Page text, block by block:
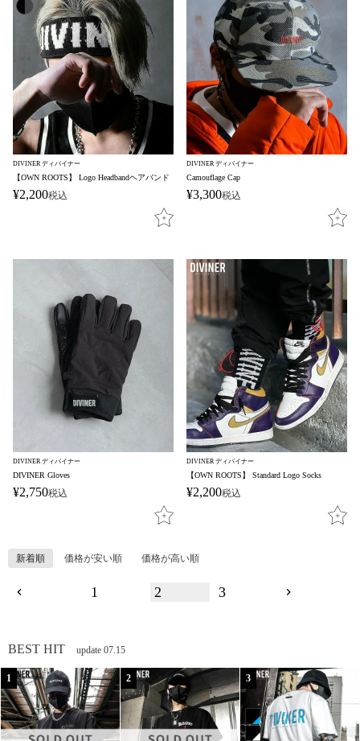
DIVINER ディバイナー
【OWN ROOTS】 Logo Headbandヘアバンド
¥2,200税込
DIVINER ディバイナー
Camouflage Cap
¥3,300税込
DIVINER ディバイナー
DIVINER Gloves
¥2,750税込
DIVINER ディバイナー
【OWN ROOTS】 Standard Logo Socks
¥2,200税込
新着順 価格が安い順 価格が高い順
1 2 3
BEST HIT update 07.15